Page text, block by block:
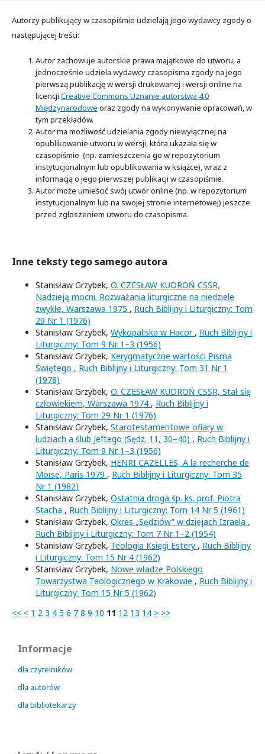
Autorzy publikujący w czasopiśmie udzielają jego wydawcy zgody o
następującej treści:
Autor zachowuje autorskie prawa majątkowe do utworu, a
jednocześnie udziela wydawcy czasopisma zgody na jego
pierwszą publikację w wersji drukowanej i wersji online na
licencji Creative Commons Uznanie autorstwa 4.0
Międzynarodowe oraz zgody na wykonywanie opracowań, w
tym przekładów.
Autor ma możliwość udzielania zgody niewyłącznej na
opublikowanie utworu w wersji, która ukazała się w
czasopiśmie (np. zamieszczenia go w repozytorium
instytucjonalnym lub opublikowania w książce), wraz z
informacją o jego pierwszej publikacji w czasopiśmie.
Autor może umieścić swój utwór online (np. w repozytorium
instytucjonalnym lub na swojej stronie internetowej) jeszcze
przed zgłoszeniem utworu do czasopisma.
Inne teksty tego samego autora
Stanisław Grzybek, O. CZESŁAW KUDROŃ CSSR,
Nadzieją mocni. Rozważania liturgiczne na niedziele
zwykłe, Warszawa 1975 , Ruch Biblijny i Liturgiczny: Tom
29 Nr 1 (1976)
Stanisław Grzybek, Wykopaliska w Hacor , Ruch Biblijny i
Liturgiczny: Tom 9 Nr 1–3 (1956)
Stanisław Grzybek, Kerygmatyczne wartości Pisma
Świętego , Ruch Biblijny i Liturgiczny: Tom 31 Nr 1
(1978)
Stanisław Grzybek, O. CZESŁAW KUDROŃ CSSR, Stał się
człowiekiem, Warszawa 1974 , Ruch Biblijny i
Liturgiczny: Tom 29 Nr 1 (1976)
Stanisław Grzybek, Starotestamentowe ofiary w
ludziach a ślub Jeftego (Sędz. 11, 30–40) , Ruch Biblijny i
Liturgiczny: Tom 9 Nr 1–3 (1956)
Stanisław Grzybek, HENRI CAZELLES, A la recherche de
Moïse, Paris 1979 , Ruch Biblijny i Liturgiczny: Tom 35
Nr 1 (1982)
Stanisław Grzybek, Ostatnia droga śp. ks. prof. Piotra
Stacha , Ruch Biblijny i Liturgiczny: Tom 14 Nr 5 (1961)
Stanisław Grzybek, Okres „Sędziów” w dziejach Izraela ,
Ruch Biblijny i Liturgiczny: Tom 7 Nr 1–2 (1954)
Stanisław Grzybek, Teologia Księgi Estery , Ruch Biblijny
i Liturgiczny: Tom 15 Nr 4 (1962)
Stanisław Grzybek, Nowe władze Polskiego
Towarzystwa Teologicznego w Krakowie , Ruch Biblijny i
Liturgiczny: Tom 15 Nr 5 (1962)
<< < 1 2 3 4 5 6 7 8 9 10 11 12 13 14 > >>
Informacje
dla czytelników
dla autorów
dla bibliotekarzy